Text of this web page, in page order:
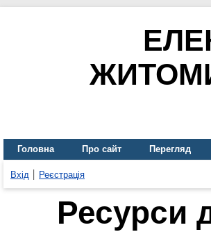
Головна Про сайт Перегляд
Вхід Реєстрація
Ресурси